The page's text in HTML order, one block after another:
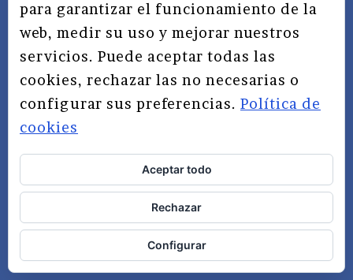
Privacidad, redes sociales y educación
3 septiembre, 2019
TÉRMINOS Y CONDICIONES
AVISO LEGAL
POLÍTICA DE PRIVACIDAD
para garantizar el funcionamiento de la
web, medir su uso y mejorar nuestros
servicios. Puede aceptar todas las
cookies, rechazar las no necesarias o
configurar sus preferencias. Política de
cookies
Aceptar todo
Rechazar
Configurar